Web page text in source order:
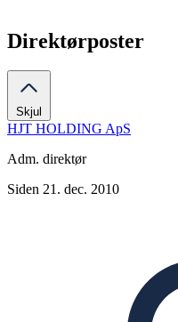
Direktørposter
Skjul
HJT HOLDING ApS
Adm. direktør
Siden 21. dec. 2010